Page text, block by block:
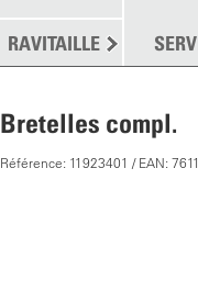
RAVITAILLEMENT
Bretelles compl.
Référence: 11923401 / EAN: